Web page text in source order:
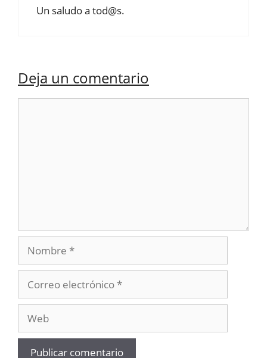
Un saludo a tod@s.
Deja un comentario
Nombre
electrónico